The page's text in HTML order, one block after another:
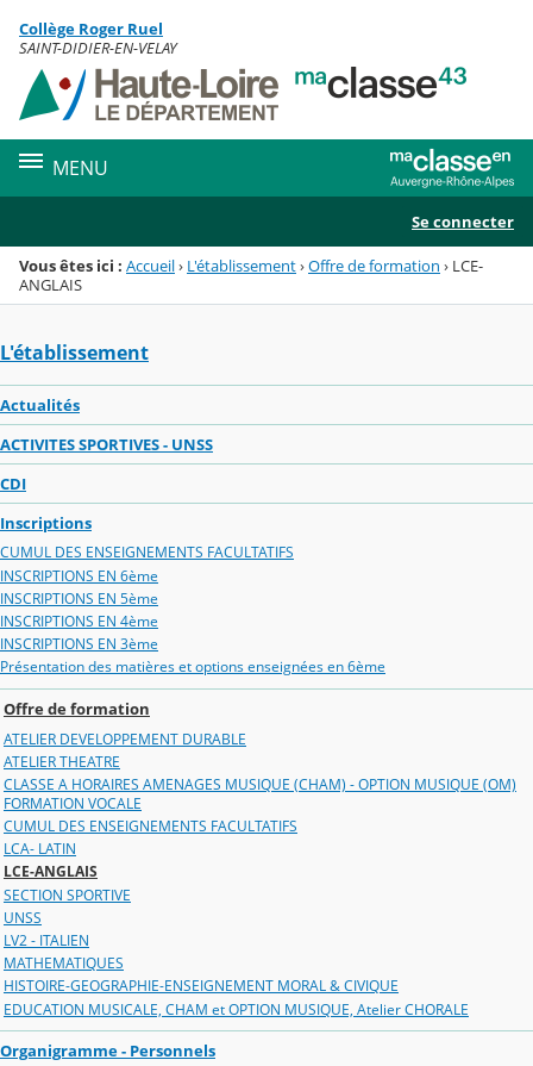
Menu de la rubrique
Contenu
Collège Roger Ruel
SAINT-DIDIER-EN-VELAY
MENU
Se connecter
Vous êtes ici : Accueil› L'établissement›Offre de formation › LCE-
ANGLAIS
L'établissement
Actualités
ACTIVITES SPORTIVES - UNSS
CDI
Inscriptions
CUMUL DES ENSEIGNEMENTS FACULTATIFS
INSCRIPTIONS EN 6ème
INSCRIPTIONS EN 5ème
INSCRIPTIONS EN 4ème
INSCRIPTIONS EN 3ème
Présentation des matières et options enseignées en 6ème
Offre de formation
ATELIER DEVELOPPEMENT DURABLE
ATELIER THEATRE
CLASSE A HORAIRES AMENAGES MUSIQUE (CHAM) - OPTION MUSIQUE (OM)
FORMATION VOCALE
CUMUL DES ENSEIGNEMENTS FACULTATIFS
LCA- LATIN
LCE-ANGLAIS
SECTION SPORTIVE
UNSS
LV2 - ITALIEN
MATHEMATIQUES
HISTOIRE-GEOGRAPHIE-ENSEIGNEMENT MORAL & CIVIQUE
EDUCATION MUSICALE, CHAM et OPTION MUSIQUE, Atelier CHORALE
Organigramme - Personnels